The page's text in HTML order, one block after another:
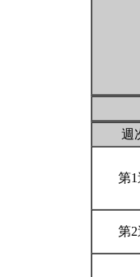
週
第1
第2